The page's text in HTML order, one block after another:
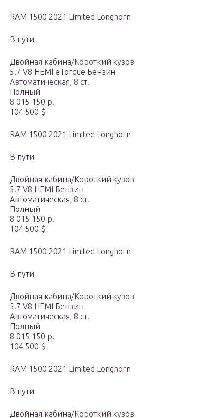
RAM 1500 2021 Limited Longhorn
В пути
Двойная кабина/Короткий кузов
5.7 V8 HEMI eTorque Бензин
Автоматическая, 8 ст.
Полный
8 015 150 р.
104 500 $
RAM 1500 2021 Limited Longhorn
В пути
Двойная кабина/Короткий кузов
5.7 V8 HEMI Бензин
Автоматическая, 8 ст.
Полный
8 015 150 р.
104 500 $
RAM 1500 2021 Limited Longhorn
В пути
Двойная кабина/Короткий кузов
5.7 V8 HEMI Бензин
Автоматическая, 8 ст.
Полный
8 015 150 р.
104 500 $
RAM 1500 2021 Limited Longhorn
В пути
Двойная кабина/Короткий кузов